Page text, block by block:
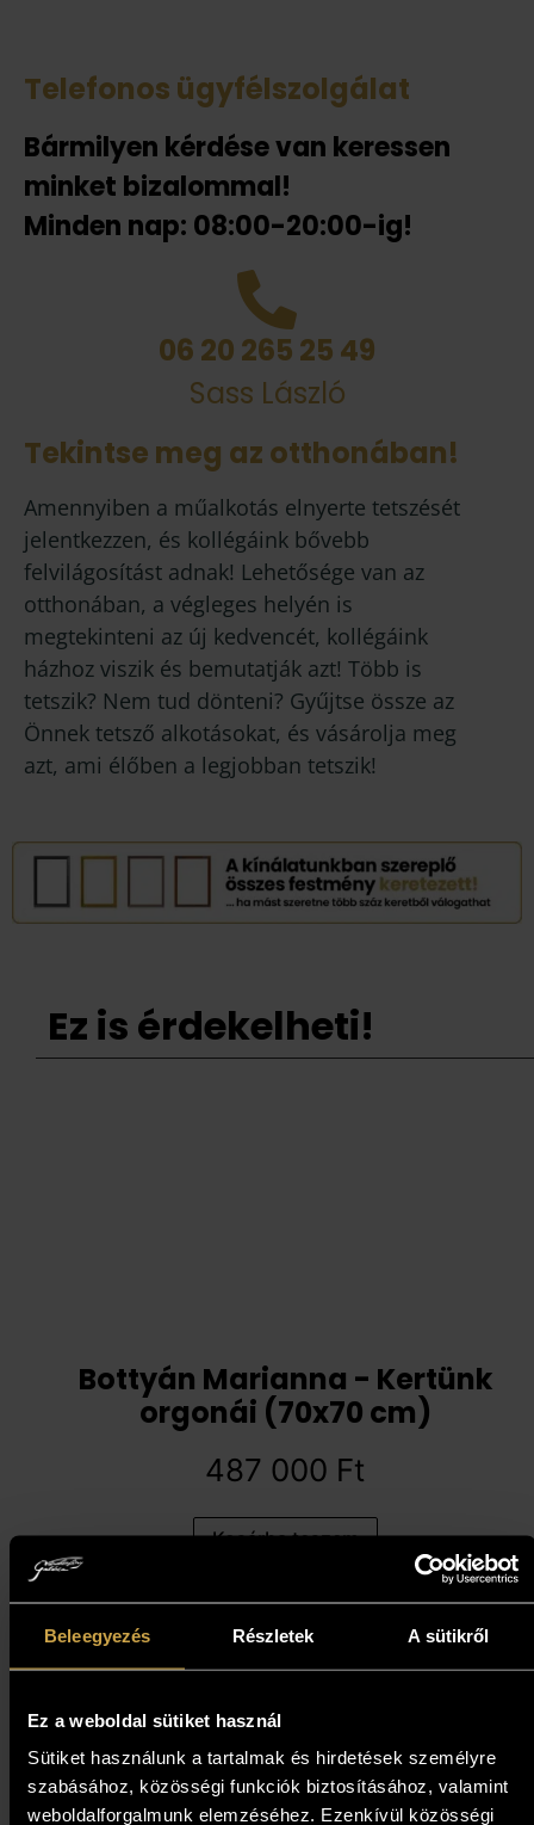
Beleegyezés Részletek A sütikről
Ez a weboldal sütiket használ
Sütiket használunk a tartalmak és hirdetések személyre
szabásához, közösségi funkciók biztosításához, valamint
weboldalforgalmunk elemzéséhez. Ezenkívül közösségi
Telefonos ügyfélszolgálat
Bármilyen kérdése van keressen
minket bizalommal!
Minden nap: 08:00-20:00-ig!
06 20 265 25 49
Sass László
Tekintse meg az otthonában!
Amennyiben a műalkotás elnyerte tetszését
jelentkezzen, és kollégáink bővebb
felvilágosítást adnak! Lehetősége van az
otthonában, a végleges helyén is
megtekinteni az új kedvencét, kollégáink
házhoz viszik és bemutatják azt! Több is
tetszik? Nem tud dönteni? Gyűjtse össze az
Önnek tetsző alkotásokat, és vásárolja meg
azt, ami élőben a legjobban tetszik!
Ez is érdekelheti!
Bottyán Marianna - Kertünk
orgonái (70x70 cm)
487 000 Ft
Kosárba teszem